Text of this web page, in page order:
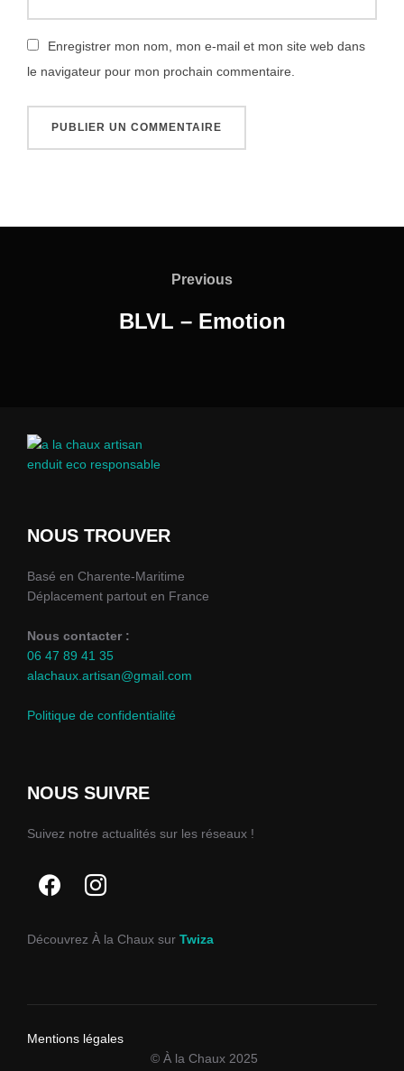
Enregistrer mon nom, mon e-mail et mon site web dans
le navigateur pour mon prochain commentaire.
Previous
Previous
BLVL – Emotion
NOUS TROUVER
Basé en Charente-Maritime
Déplacement partout en France
Nous contacter :
06 47 89 41 35
alachaux.artisan@gmail.com
Politique de confidentialité
NOUS SUIVRE
Suivez notre actualités sur les réseaux !
Découvrez À la Chaux sur Twiza
Mentions légales
© À la Chaux 2025